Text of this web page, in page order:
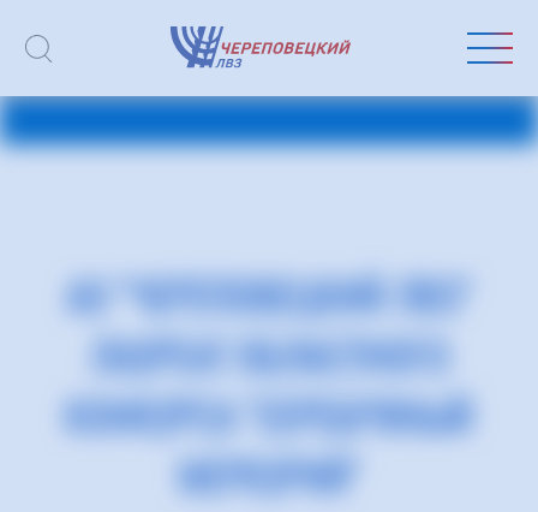
АО "ЧЕРЕПОВЕЦКИЙ ЛВЗ"
ЛАУРЕАТ ОБЛАСТНОГО
КОНКУРСА "СЕРЕБРЯНЫЙ
МЕРКУРИЙ"